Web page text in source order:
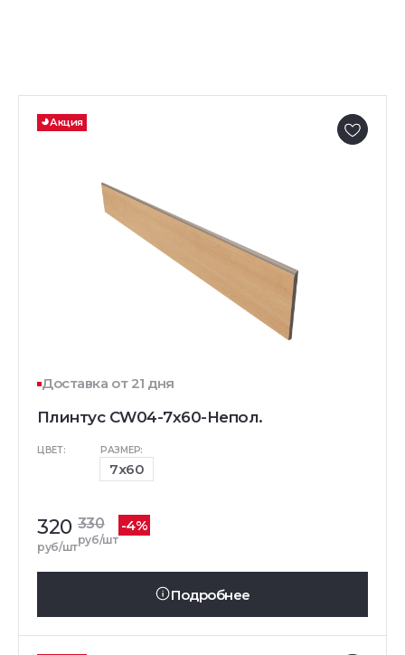
Акция
Доставка от 21 дня
Плинтус CW04-7x60-Непол.
ЦВЕТ: РАЗМЕР:
7x60
320
руб/шт
330
руб/шт
-4%
Подробнее